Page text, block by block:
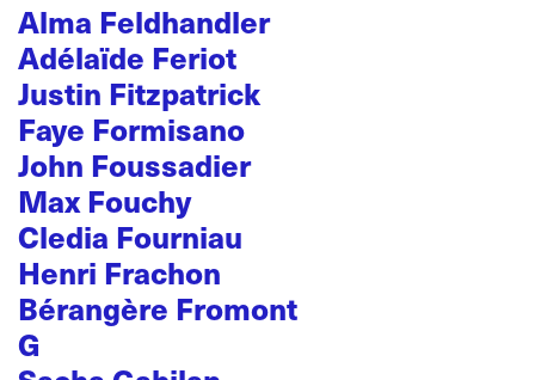
Alma Feldhandler
Adélaïde Feriot
Justin Fitzpatrick
Faye Formisano
John Foussadier
Max Fouchy
Cledia Fourniau
Henri Frachon
Bérangère Fromont
G